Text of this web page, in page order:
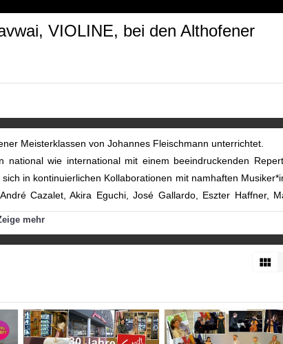
VIOLINE, bei den Althofener
Meisterklassen von Johannes Fleischmann unterrichtet.
national wie international mit einem beeindruckenden
in kontinuierlichen Kollaborationen mit namhaften
Cazalet, Akira Eguchi, José Gallardo, Eszter Haffner,
ki Joo, Sophie Pacini, Michael Schade, Norman Shetler,
mehr